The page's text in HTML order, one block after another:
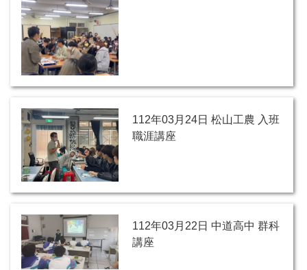
112年03月24日 松山工農 入班
職涯講座
112年03月22日 中道高中 群科
講座